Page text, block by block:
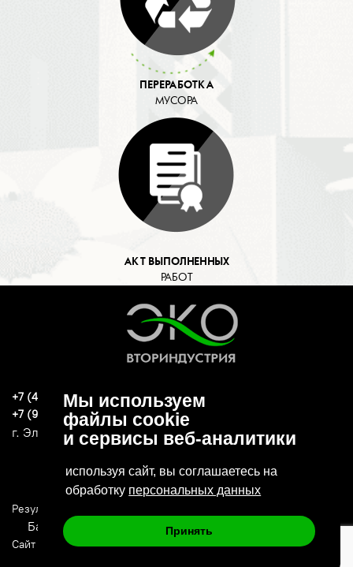
Мы используем
файлы cookie
и сервисы веб-аналитики
используя сайт, вы соглашаетесь на
обработку персональных данных
Принять
ПЕРЕРАБОТКА
МУСОРА
АКТ ВЫПОЛНЕННЫХ
РАБОТ
г. Электросталь, ул. Спортивная, д. 47А
ekoind93@yandex.ru
+7 (496) 570-37-15
+7 (919) 776-04-79
Банковские реквизиты
Результаты СОУТ
Сайт сделан в: Deluxmedia